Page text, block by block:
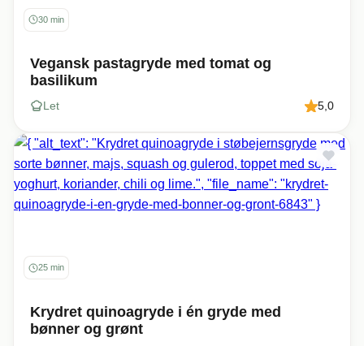
30 min
Vegansk pastagryde med tomat og
basilikum
Let 5,0
25 min
Krydret quinoagryde i én gryde med
bønner og grønt